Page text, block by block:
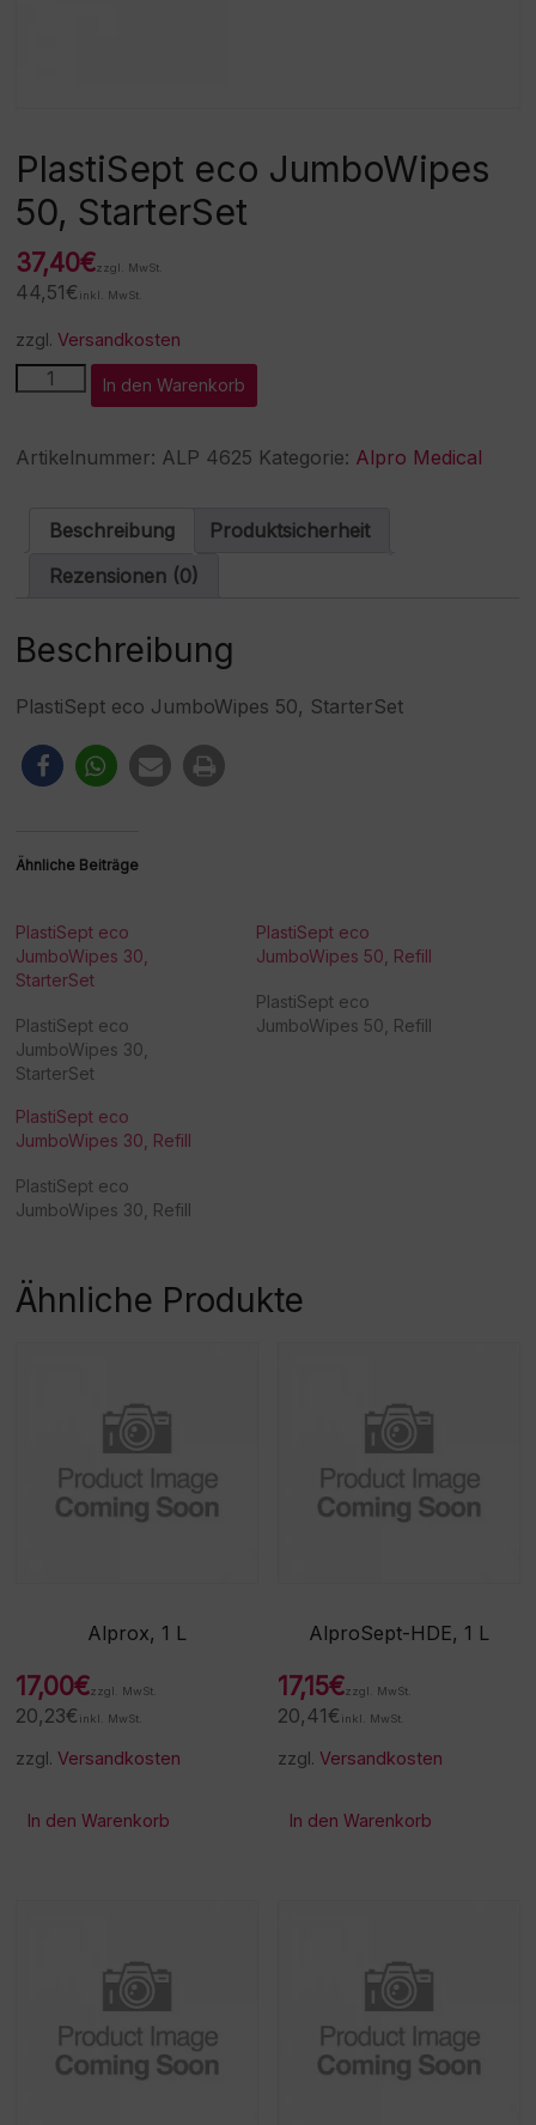
PlastiSept eco JumboWipes
50, StarterSet
37,40€zzgl. MwSt.
44,51€ inkl. MwSt.
zzgl.Versandkosten
PlastiSept
eco
50,
StarterSet
In den Warenkorb
l
e
r
t
Artikelnummer: ALP 4625 Kategorie: Alpro Medical
Beschreibung
Produktsicherheit
Rezensionen (0)
Beschreibung
PlastiSept eco JumboWipes 50, StarterSet
Ähnliche Beiträge
PlastiSept eco
JumboWipes 30,
StarterSet
PlastiSept eco
JumboWipes 30,
StarterSet
PlastiSept eco
JumboWipes 50, Refill
PlastiSept eco
JumboWipes 50, Refill
PlastiSept eco
JumboWipes 30, Refill
PlastiSept eco
JumboWipes 30, Refill
Ähnliche Produkte
Alprox, 1 L
17,00€zzgl. MwSt.
20,23€ inkl. MwSt.
zzgl.Versandkosten
In den Warenkorb
AlproSept-HDE, 1 L
17,15€zzgl. MwSt.
20,41€ inkl. MwSt.
zzgl.Versandkosten
In den Warenkorb